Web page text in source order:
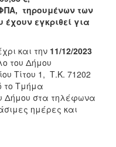
τηρουμένων των
εγκριθεί για
και την 11/12/2023
του Δήμου
Τίτου 1, Τ.Κ. 71202
το Τμήμα
Δήμου στα τηλέφωνα
ημέρες και